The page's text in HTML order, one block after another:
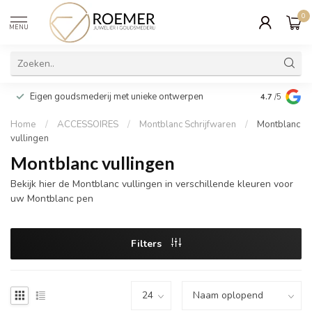
MENU
0
Eigen goudsmederij met unieke ontwerpen Wij
cadeau
4.7 /5
Home / ACCESSOIRES / Montblanc Schrijfwaren /
Montblanc
vullingen
Montblanc vullingen
Bekijk hier de Montblanc vullingen in verschillende kleuren voor
uw Montblanc pen
Filters